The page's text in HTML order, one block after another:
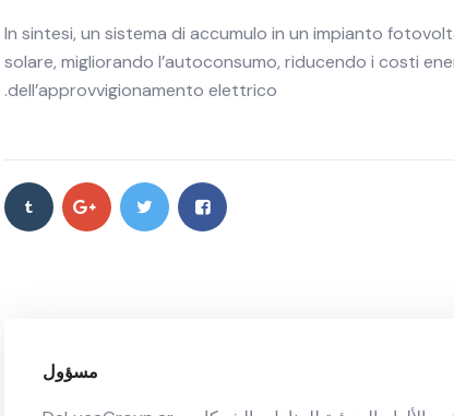
In sintesi, un sistema di accumulo in un impianto
solare, migliorando l’autoconsumo, riducendo i costi
dell’approvvigionamento elettrico.
مسؤول